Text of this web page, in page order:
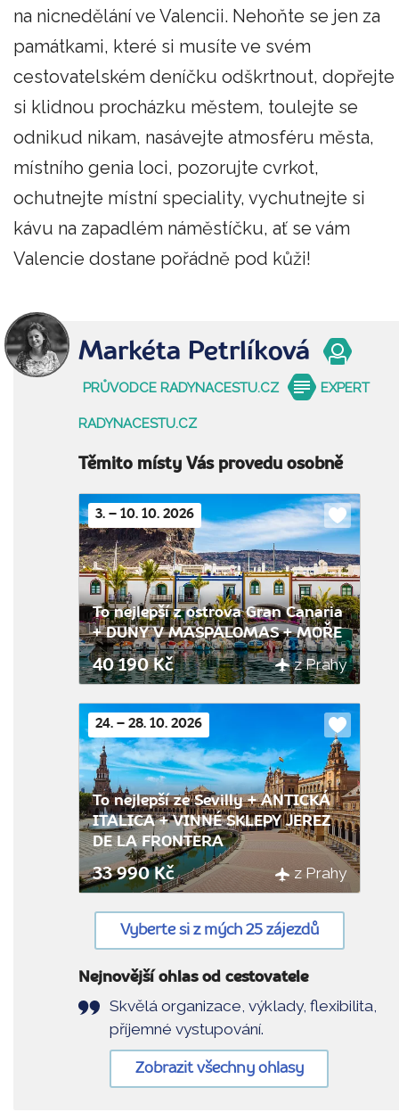
na nicnedělání ve Valencii. Nehoňte se jen za
památkami, které si musíte ve svém
cestovatelském deníčku odškrtnout, dopřejte
si klidnou procházku městem, toulejte se
odnikud nikam, nasávejte atmosféru města,
místního genia loci, pozorujte cvrkot,
ochutnejte místní speciality, vychutnejte si
kávu na zapadlém náměstíčku, ať se vám
Valencie dostane pořádně pod kůži!
Markéta Petrlíková
PRŮVODCE RADYNACESTU.CZ EXPERT
RADYNACESTU.CZ
Těmito místy Vás provedu osobně
3. – 10. 10. 2026
Do
oblíbených
To nejlepší z ostrova Gran Canaria
+ DUNY V MASPALOMAS + MOŘE
40 190 Kč z Prahy
24. – 28. 10. 2026
Do
oblíbených
To nejlepší ze Sevilly + ANTICKÁ
ITALICA + VINNÉ SKLEPY JEREZ
DE LA FRONTERA
33 990 Kč z Prahy
Vyberte si z mých 25 zájezdů
Nejnovější ohlas od cestovatele
Skvělá organizace, výklady, flexibilita,
příjemné vystupování.
Zobrazit všechny ohlasy